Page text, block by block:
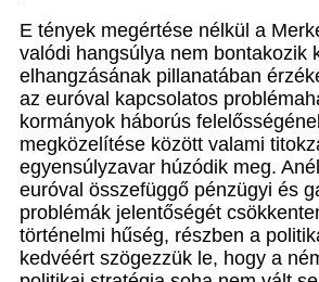
E tények megértése nélkül a
valódi hangsúlya nem bontakozik
elhangzásának pillanatában
az euróval kapcsolatos
kormányok háborús
megközelítése között valami
egyensúlyzavar húzódik meg.
euróval összefüggő pénzügyi és
problémák jelentőségét
történelmi hűség, részben a
kedvéért szögezzük le, hogy a